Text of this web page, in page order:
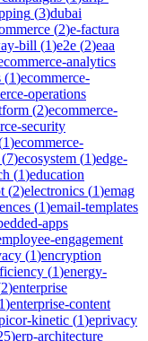
(3)dubai
(2)e-factura
bill (1)e2e (2)eaa
analytics
(1)ecommerce-
operations
(2)ecommerce-
security
1)ecommerce-
(7)ecosystem (1)edge-
(1)education
(2)electronics (1)emag
(1)email-templates
apps
engagement
(1)encryption
(1)energy-
2)enterprise
1)enterprise-content
kinetic (1)eprivacy
)erp-architecture